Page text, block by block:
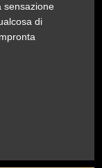
sensazione
di